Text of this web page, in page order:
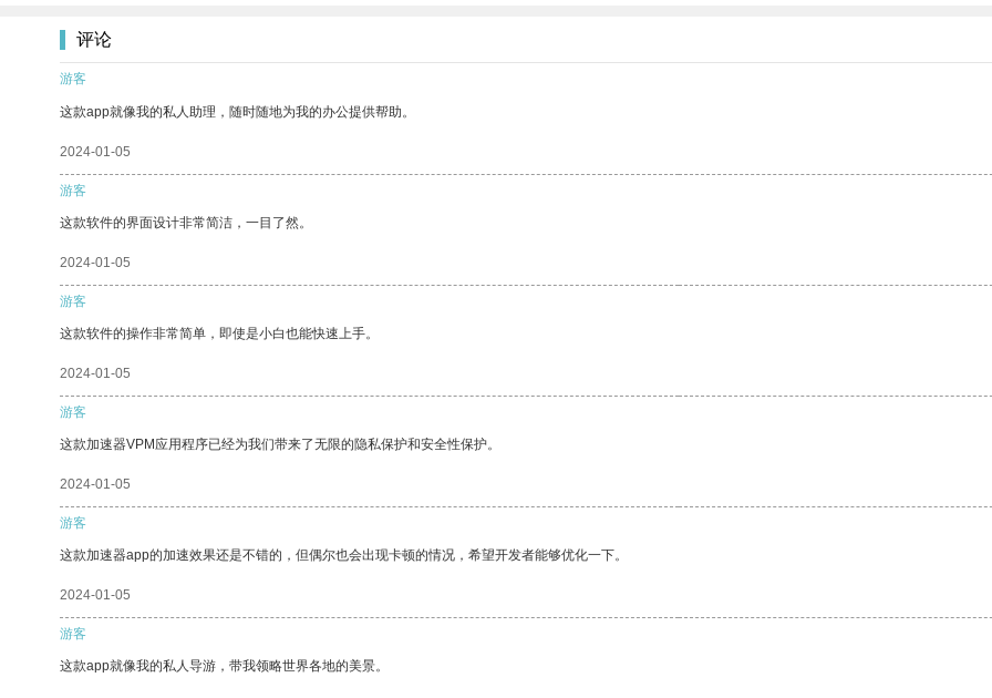
评论
游客
这款app就像我的私人助理，随时随地为我的办公提供帮助。
2024-01-05
游客
这款软件的界面设计非常简洁，一目了然。
2024-01-05
游客
这款软件的操作非常简单，即使是小白也能快速上手。
2024-01-05
游客
这款加速器VPM应用程序已经为我们带来了无限的隐私保护和安全性保护。
2024-01-05
游客
这款加速器app的加速效果还是不错的，但偶尔也会出现卡顿的情况，希望开发者能够优化一下。
2024-01-05
游客
这款app就像我的私人导游，带我领略世界各地的美景。